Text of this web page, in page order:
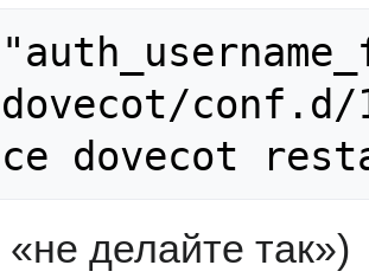
conf.d/
делайте так»)